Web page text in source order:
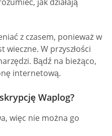
z czasem, ponieważ w
W przyszłości
Bądź na bieżąco,
internetową.
Waplog?
więc nie można go